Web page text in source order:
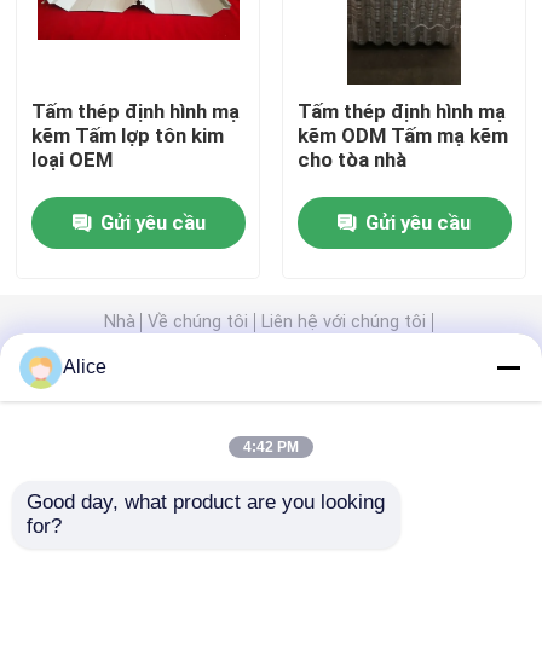
Kho kết cấu thép
xưởng kết cấu thép
kết cấu thép mô-đun
Tấm thép định hình mạ
kẽm Tấm lợp tôn kim
loại OEM
Gửi yêu cầu
Tấm thép định hình mạ
kẽm ODM Tấm mạ kẽm
cho tòa nhà
Gửi yêu cầu
Nhà Về chúng tôi
Liên hệ với chúng tôi
trung quốc.Copyright © 2026 Baodu
Alice
4:42 PM
Good day, what product are you looking
for?